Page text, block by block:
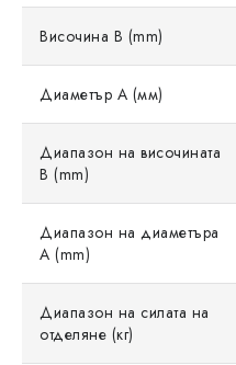
Височина B (mm)
Диаметър A (мм)
Диапазон на височината
B (mm)
Диапазон на диаметъра
A (mm)
Диапазон на силата на
отделяне (кг)